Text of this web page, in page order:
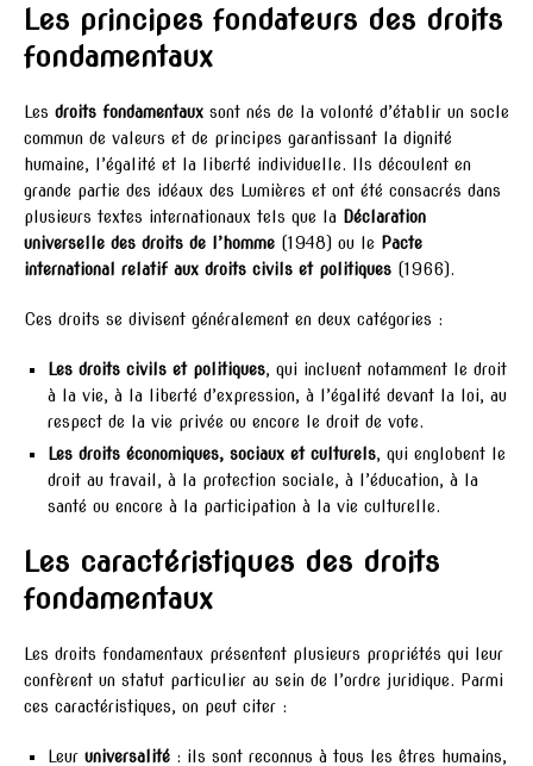
Les principes fondateurs des droits
fondamentaux
Les droits fondamentaux sont nés de la volonté d’établir un socle
commun de valeurs et de principes garantissant la dignité
humaine, l’égalité et la liberté individuelle. Ils découlent en
grande partie des idéaux des Lumières et ont été consacrés dans
plusieurs textes internationaux tels que la Déclaration
universelle des droits de l’homme (1948) ou le Pacte
international relatif aux droits civils et politiques (1966).
Ces droits se divisent généralement en deux catégories :
Les droits civils et politiques, qui incluent notamment le droit
à la vie, à la liberté d’expression, à l’égalité devant la loi, au
respect de la vie privée ou encore le droit de vote.
Les droits économiques, sociaux et culturels, qui englobent le
droit au travail, à la protection sociale, à l’éducation, à la
santé ou encore à la participation à la vie culturelle.
Les caractéristiques des droits
fondamentaux
Les droits fondamentaux présentent plusieurs propriétés qui leur
confèrent un statut particulier au sein de l’ordre juridique. Parmi
ces caractéristiques, on peut citer :
Leur universalité : ils sont reconnus à tous les êtres humains,